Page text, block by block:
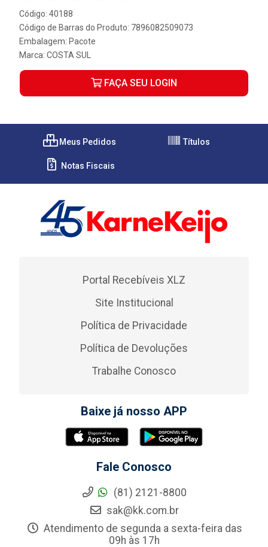
Código: 40188
Código de Barras do Produto: 7896082509073
Embalagem: Pacote
Marca: COSTA SUL
FAÇA SEU LOGIN
Meus Pedidos Títulos
Notas Fiscais
Portal Recebíveis XLZ
Site Institucional
Política de Privacidade
Política de Devoluções
Trabalhe Conosco
Baixe já nosso APP
Fale Conosco
(81) 2121-8800
sak@kk.com.br
Atendimento de segunda a sexta-feira das
09h às 17h